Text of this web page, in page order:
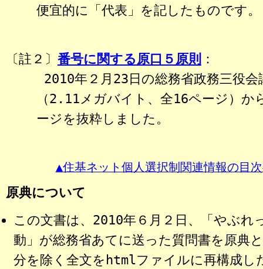
便宜的に「代表」を記したものです。
〔註２〕 番号に関する原口５原則 ：
2010年２月23日の総務省政務三役会
（2.11メガバイト、全16ページ）か
ージを抜粋しました。
▲住基ネット個人選択制関連情報の目
原典について
この文書は、2010年６月２日、「やぶれ
動」が総務省あてに送った 質問書を原典
分を除く全文をhtmlファイルに再構成し